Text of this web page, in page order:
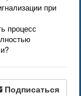
при
процесс
Подписаться